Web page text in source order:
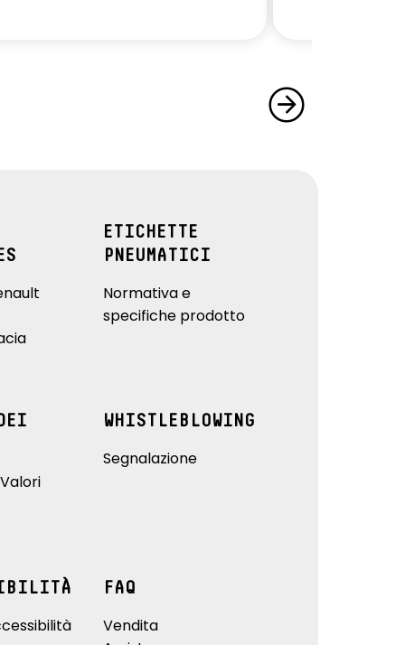
ETICHETTE
PNEUMATICI
Normativa e
specifiche prodotto
WHISTLEBLOWING
Segnalazione
FAQ
Vendita